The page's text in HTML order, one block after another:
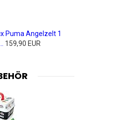
Puma Angelzelt 1
159,90 EUR